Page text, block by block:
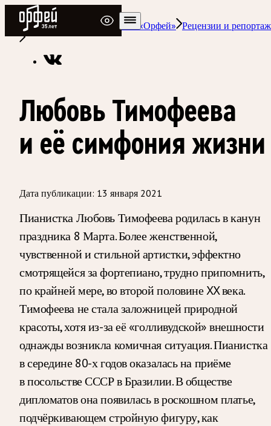
Радио Орфей
Радио классической музыки «Орфей» Рецензии и
Любовь Тимофеева
и её симфония жизни
Дата публикации: 13 января 2021
Пианистка Любовь Тимофеева родилась в канун
праздника 8 Марта. Более женственной,
чувственной и стильной артистки, эффектно
смотрящейся за фортепиано, трудно припомнить,
по крайней мере, во второй половине XX века.
Тимофеева не стала заложницей природной
красоты, хотя из-за её «голливудской» внешности
однажды возникла комичная ситуация. Пианистка
в середине 80-х годов оказалась на приёме
в посольстве СССР в Бразилии. В обществе
дипломатов она появилась в роскошном платье,
подчёркивающем стройную фигуру, как